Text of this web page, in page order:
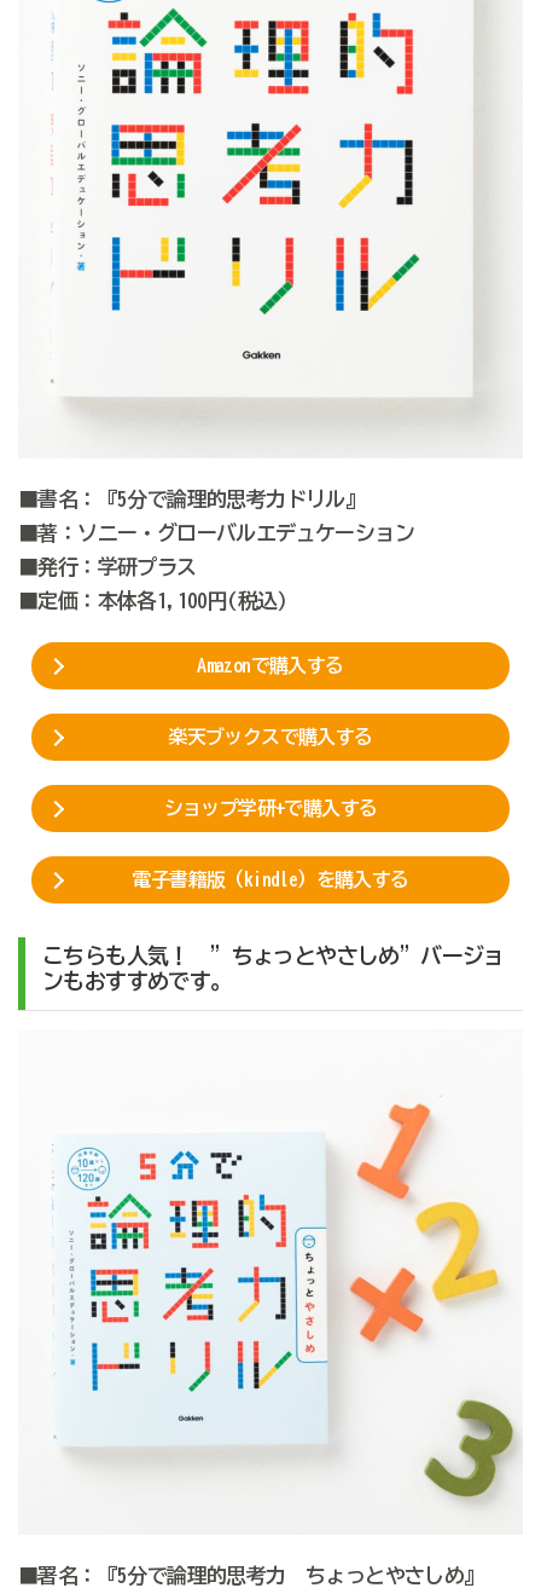
■書名：『5分で論理的思考力ドリル』
■著：ソニー・グローバルエデュケーション
■発行：学研プラス
■定価：本体各1,100円(税込）
Amazonで購入する
楽天ブックスで購入する
ショップ学研+で購入する
電子書籍版（kindle）を購入する
こちらも人気！ ”ちょっとやさしめ”バージョ
ンもおすすめです。
■署名：『5分で論理的思考力 ちょっとやさしめ』